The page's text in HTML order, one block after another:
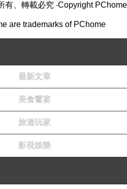
有、轉載必究 ‧Copyright PChome
are trademarks of PChome
最新文章
美食饗宴
旅遊玩家
影視娛樂